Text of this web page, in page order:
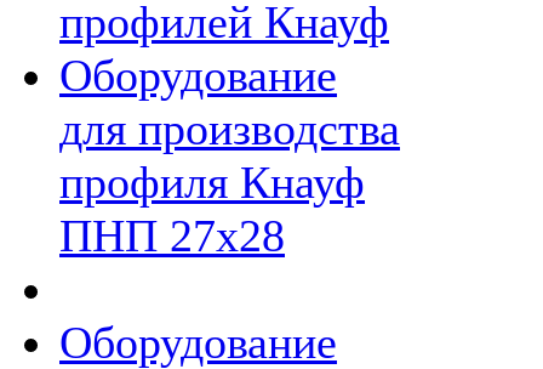
профилей Кнауф
Оборудование
для производства
профиля Кнауф
ПНП 27х28
Оборудование